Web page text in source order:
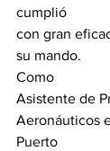
cumplió
con gran
su mando.
Como
Asistente de
Aeronáuticos
Puerto